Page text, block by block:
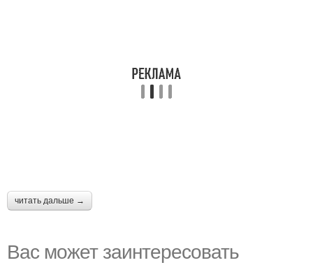
читать дальше →
Вас может заинтересовать